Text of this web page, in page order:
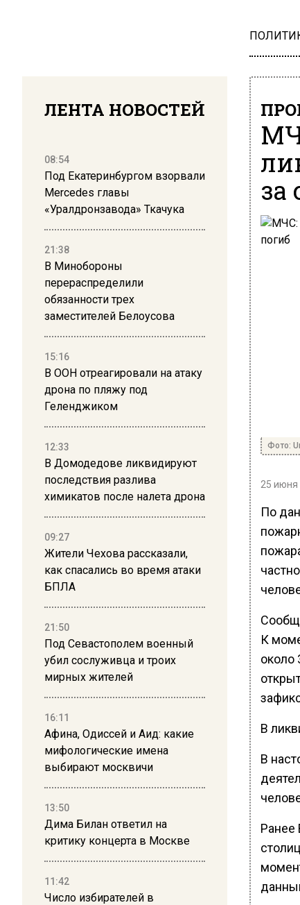
ЛЕНТА НОВОСТЕЙ
08:54
Под Екатеринбургом взорвали
Mercedes главы
«Уралдронзавода» Ткачука
21:38
В Минобороны
перераспределили
обязанности трех
заместителей Белоусова
15:16
В ООН отреагировали на атаку
дрона по пляжу под
Геленджиком
12:33
В Домодедове ликвидируют
последствия разлива
химикатов после налета дрона
09:27
Жители Чехова рассказали,
как спасались во время атаки
БПЛА
21:50
Под Севастополем военный
убил сослуживца и троих
мирных жителей
16:11
Афина, Одиссей и Аид: какие
мифологические имена
выбирают москвичи
13:50
Дима Билан ответил на
критику концерта в Москве
11:42
Число избирателей в
за
Фото:
25 июня
По
К
около
В
В
Ранее